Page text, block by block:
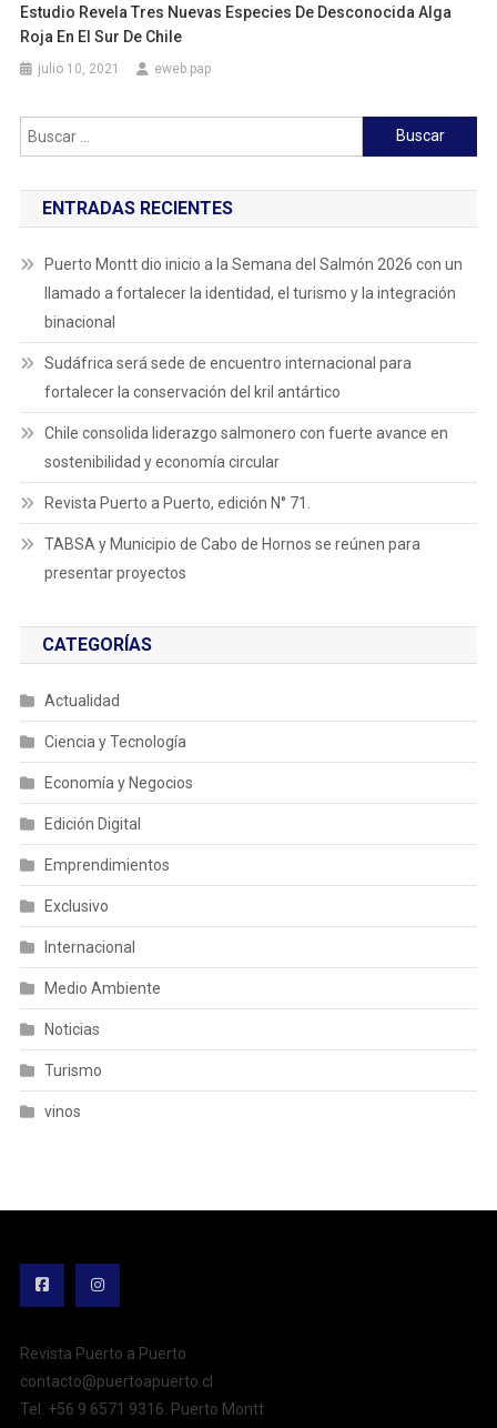
Estudio Revela Tres Nuevas Especies De Desconocida Alga
Roja En El Sur De Chile
julio 10, 2021 eweb.pap
Buscar:
ENTRADAS RECIENTES
Puerto Montt dio inicio a la Semana del Salmón 2026 con un
llamado a fortalecer la identidad, el turismo y la integración
binacional
Sudáfrica será sede de encuentro internacional para
fortalecer la conservación del kril antártico
Chile consolida liderazgo salmonero con fuerte avance en
sostenibilidad y economía circular
Revista Puerto a Puerto, edición N° 71.
TABSA y Municipio de Cabo de Hornos se reúnen para
presentar proyectos
CATEGORÍAS
Actualidad
Ciencia y Tecnología
Economía y Negocios
Edición Digital
Emprendimientos
Exclusivo
Internacional
Medio Ambiente
Noticias
Turismo
vinos
Revista Puerto a Puerto
contacto@puertoapuerto.cl
Tel. +56 9 6571 9316. Puerto Montt